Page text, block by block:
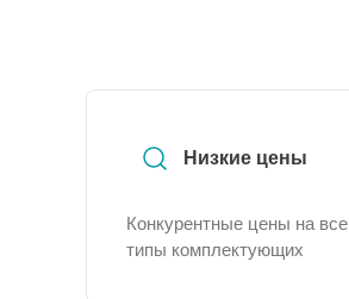
Низкие цены
Конкурентные цены на
типы комплектующих